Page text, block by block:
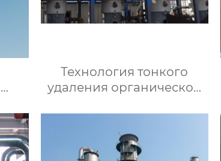
Технология тонкого
удаления органической